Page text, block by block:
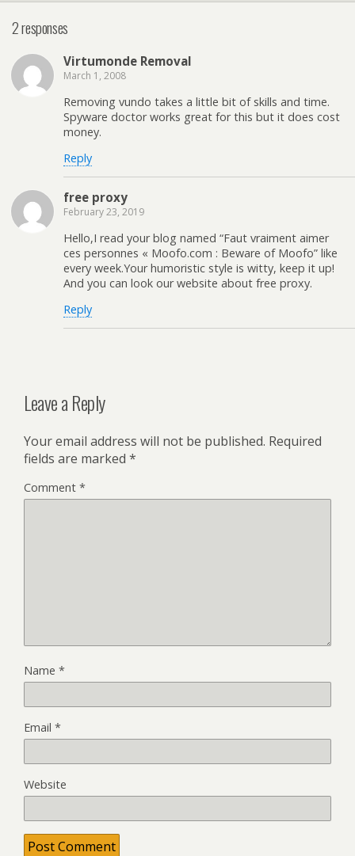
2 responses
Virtumonde Removal
March 1, 2008
Removing vundo takes a little bit of skills and time.
Spyware doctor works great for this but it does cost
money.
Reply
free proxy
February 23, 2019
Hello,I read your blog named “Faut vraiment aimer
ces personnes « Moofo.com : Beware of Moofo” like
every week.Your humoristic style is witty, keep it up!
And you can look our website about free proxy.
Reply
Leave a Reply
Your email address will not be published. Required
fields are marked *
Comment *
Name *
Email *
Website